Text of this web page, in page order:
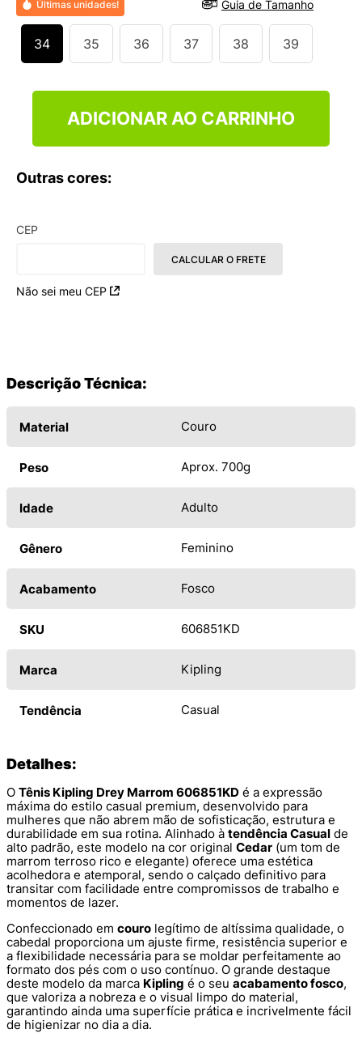
Últimas unidades! Guia de Tamanho
34 35 36 37 38 39
ADICIONAR AO CARRINHO
Outras cores:
CEP
Não sei meu CEP
CALCULAR O FRETE
Descrição Técnica:
Material Couro
Peso Aprox. 700g
Idade Adulto
Gênero Feminino
Acabamento Fosco
SKU 606851KD
Marca Kipling
Tendência Casual
Detalhes:
O Tênis Kipling Drey Marrom 606851KD é a expressão
máxima do estilo casual premium, desenvolvido para
mulheres que não abrem mão de sofisticação, estrutura e
durabilidade em sua rotina. Alinhado à tendência Casual de
alto padrão, este modelo na cor original Cedar (um tom de
marrom terroso rico e elegante) oferece uma estética
acolhedora e atemporal, sendo o calçado definitivo para
transitar com facilidade entre compromissos de trabalho e
momentos de lazer.
Confeccionado em couro legítimo de altíssima qualidade, o
cabedal proporciona um ajuste firme, resistência superior e
a flexibilidade necessária para se moldar perfeitamente ao
formato dos pés com o uso contínuo. O grande destaque
deste modelo da marca Kipling é o seu acabamento fosco,
que valoriza a nobreza e o visual limpo do material,
garantindo ainda uma superfície prática e incrivelmente fácil
de higienizar no dia a dia.
9 º
VANS TÊNIS VANS ULTRARANGE
10º NEW BALANCE 204L